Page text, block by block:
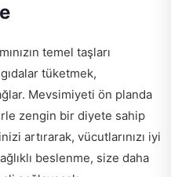
temel taşları
tüketmek,
Mevsimiyeti ön planda
zengin bir diyete sahip
artırarak, vücutlarınızı iyi
beslenme, size daha